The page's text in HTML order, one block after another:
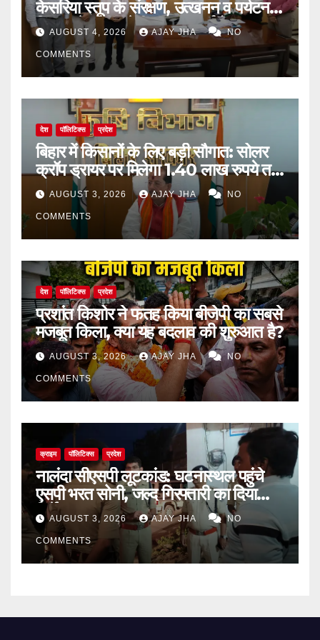
केसरिया स्तूप के संरक्षण, उत्खनन व पर्यटन
विकास के लिए बनेगी व्यापक कार्ययोजना
AUGUST 4, 2026 AJAY JHA NO
COMMENTS
देश पॉलिटिक्स प्रदेश
बिहार में किसानों के लिए बड़ी सौगात: सोलर
क्रॉप ड्रायर पर मिलेगा 1.40 लाख रुपये तक
का अनुदान
AUGUST 3, 2026 AJAY JHA NO
COMMENTS
देश पॉलिटिक्स प्रदेश
प्रशांत किशोर ने फतह किया बीजेपी का सबसे
मजबूत किला, क्या यह बदलाव की शुरुआत है?
AUGUST 3, 2026 AJAY JHA NO
COMMENTS
क्राइम पॉलिटिक्स प्रदेश
नालंदा सीएसपी लूटकांड: घटनास्थल पहुंचे
एसपी भरत सोनी, जल्द गिरफ्तारी का दिया
निर्देश
AUGUST 3, 2026 AJAY JHA NO
COMMENTS